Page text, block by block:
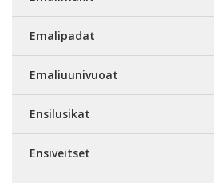
Emalipadat
Emaliuunivuoat
Ensilusikat
Ensiveitset